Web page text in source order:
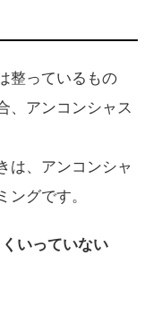
整っているもの
、アンコンシャス
は、アンコンシャ
グです。
いっていない